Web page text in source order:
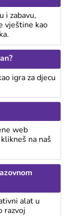
i zabavu,
vještine kao
igra za djecu
web
na naš
alat u
razvoj